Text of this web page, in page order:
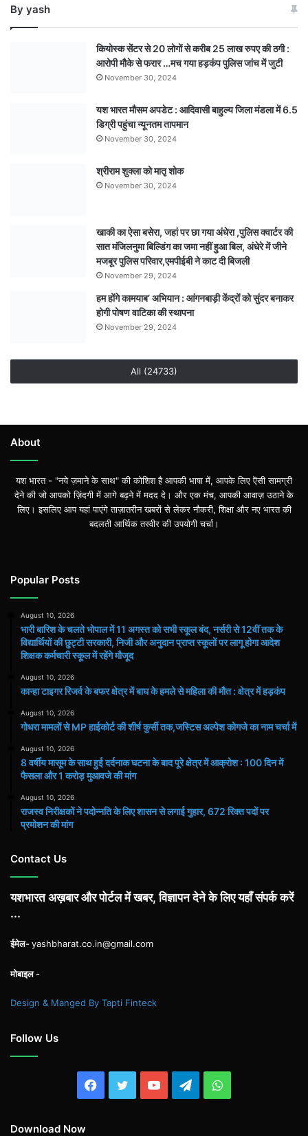
नर्सरी
By yash
कियोस्क सेंटर से 20 लोगों से करीब 25 लाख रुपए की ठगी :
आरोपी मौके से फरार …मच गया हड़कंप पुलिस जांच में जुटी
November 30, 2024
यश भारत मौसम अपडेट : आदिवासी बाहुल्य जिला मंडला में 6.5
डिग्री पहुंचा न्यूनतम तापमान
November 30, 2024
श्रीराम शुक्ला को मातृ शोक
November 30, 2024
खाकी का ऐसा बसेरा, जहां पर छा गया अंधेरा ,पुलिस क्वार्टर की
सात मंजिलनुमा बिल्डिंग का जमा नहीं हुआ बिल, अंधेरे में जीने
मजबूर पुलिस परिवार,एमपीईबी ने काट दी बिजली
November 29, 2024
हम होंगे कामयाब’ अभियान : आंगनबाड़ी केंद्रों को सुंदर बनाकर
होगी पोषण वाटिका की स्थापना
November 29, 2024
All (24733)
About
यश भारत - "नये ज़माने के साथ" की कोशिश है आपकी भाषा में, आपके लिए ऎसी सामग्री
देने की जो आपको ज़िंदगी में आगे बढ़ने में मदद दे। और एक मंच, आपकी आवाज़ उठाने के
लिए। इसलिए आप यहां पाएंगे ताज़ातरीन खबरों से लेकर नौकरी, शिक्षा और नए भारत की
बदलती आर्थिक तस्वीर की उपयोगी चर्चा।
Popular Posts
August 10, 2026
भारी बारिश के चलते भोपाल में 11 अगस्त को सभी स्कूल बंद, नर्सरी से 12वीं तक के
विद्यार्थियों की छुट्टी सरकारी, निजी और अनुदान प्राप्त स्कूलों पर लागू होगा आदेश
शिक्षक कर्मचारी स्कूल में रहेंगे मौजूद
August 10, 2026
कान्हा टाइगर रिजर्व के बफर क्षेत्र में बाघ के हमले से महिला की मौत : क्षेत्र में हड़कंप
August 10, 2026
गोधरा मामलों से MP हाईकोर्ट की शीर्ष कुर्सी तक,जस्टिस अल्पेश कोगजे का नाम चर्चा में
August 10, 2026
8 वर्षीय मासूम के साथ हुई दर्दनाक घटना के बाद पूरे क्षेत्र में आक्रोश : 100 दिन में
फैसला और 1 करोड़ मुआवजे की मांग
August 10, 2026
राजस्व निरीक्षकों ने पदोन्नति के लिए शासन से लगाई गुहार, 672 रिक्त पदों पर
प्रमोशन की मांग
Contact Us
यशभारत अख़बार और पोर्टल में खबर, विज्ञापन देने के लिए यहाँ संपर्क करें
...
ईमेल-yashbharat.co.in@gmail.com
मोबाइल -
Design & Manged By Tapti Finteck
Follow Us
Facebook
TwitterYouTubeTelegramWhatsApp
Download Now